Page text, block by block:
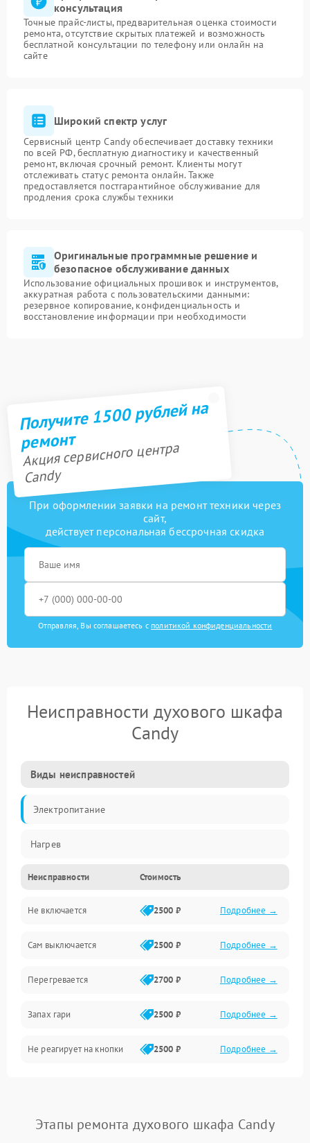
консультация
Точные прайс-листы, предварительная оценка стоимости
ремонта, отсутствие скрытых платежей и возможность
бесплатной консультации по телефону или онлайн на
сайте
Широкий спектр услуг
Сервисный центр Candy обеспечивает доставку техники
по всей РФ, бесплатную диагностику и качественный
ремонт, включая срочный ремонт. Клиенты могут
отслеживать статус ремонта онлайн. Также
предоставляется постгарантийное обслуживание для
продления срока службы техники
Оригинальные программные решение и
безопасное обслуживание данных
Использование официальных прошивок и инструментов,
аккуратная работа с пользовательскими данными:
резервное копирование, конфиденциальность и
восстановление информации при необходимости
Получите 1500 рублей на
ремонт
Акция сервисного центра
Candy
При оформлении заявки на ремонт техники через
сайт,
действует персональная бессрочная скидка
Отправляя, Вы соглашаетесь с политикой конфиденциальности
Неисправности духового шкафа
Candy
Виды неисправностей
Электропитание
Нагрев
Неисправности Стоимость
Не включается 2500 ₽ Подробнее →
Сам выключается 2500 ₽ Подробнее →
Перегревается 2700 ₽ Подробнее →
Запах гари 2500 ₽ Подробнее →
Не реагирует на кнопки 2500 ₽ Подробнее →
Этапы ремонта духового шкафа Candy